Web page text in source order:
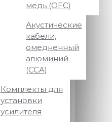
медь (OFC)
Акустические
кабели,
омедненный
алюминий
(CCA)
Комплекты для
установки
усилителя